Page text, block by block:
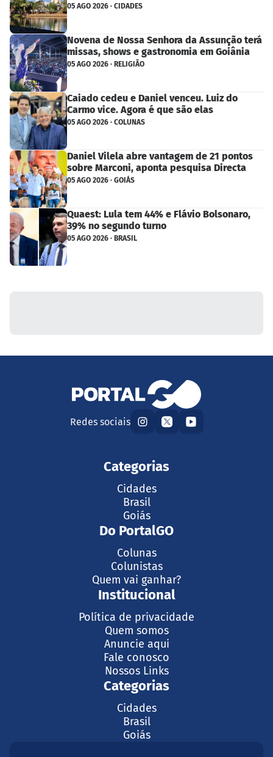
05 AGO 2026 · CIDADES
Novena de Nossa Senhora da Assunção terá
missas, shows e gastronomia em Goiânia
05 AGO 2026 · RELIGIÃO
Caiado cedeu e Daniel venceu. Luiz do
Carmo vice. Agora é que são elas
05 AGO 2026 · COLUNAS
Daniel Vilela abre vantagem de 21 pontos
sobre Marconi, aponta pesquisa Directa
05 AGO 2026 · GOIÁS
Quaest: Lula tem 44% e Flávio Bolsonaro,
39% no segundo turno
05 AGO 2026 · BRASIL
Redes sociais
Categorias
Cidades
Brasil
Goiás
Do PortalGO
Colunas
Colunistas
Quem vai ganhar?
Institucional
Política de privacidade
Quem somos
Anuncie aqui
Fale conosco
Nossos Links
Categorias
Cidades
Brasil
Goiás